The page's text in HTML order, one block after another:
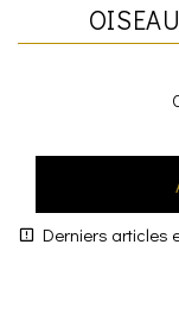
Derniers articles